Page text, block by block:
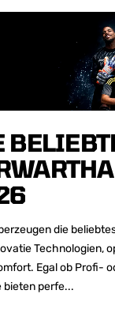
die
Technologien,
Egal ob Profi-
bieten perfe...